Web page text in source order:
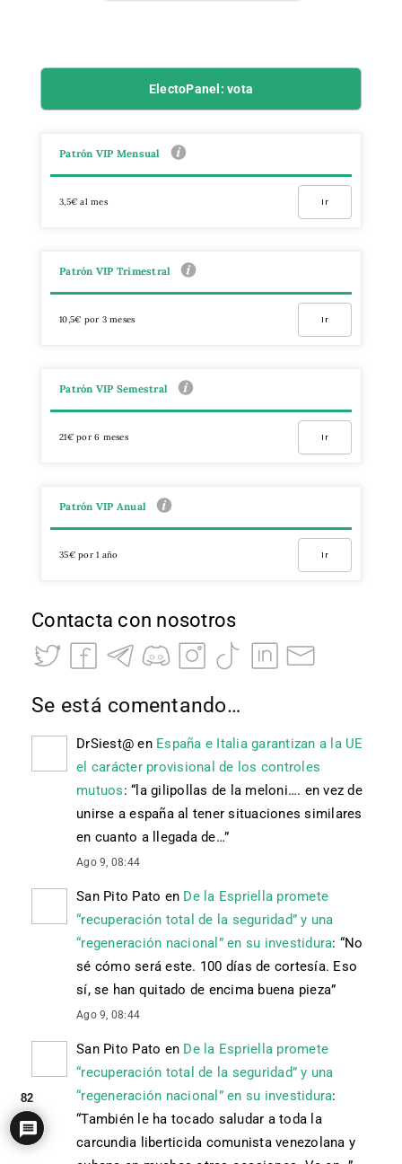
ElectoPanel: vota
Patrón VIP Mensual
3,5€ al mes Ir
Patrón VIP Trimestral
10,5€ por 3 meses Ir
Patrón VIP Semestral
21€ por 6 meses Ir
Patrón VIP Anual
35€ por 1 año Ir
Contacta con nosotros
Se está comentando…
DrSiest@ en España e Italia garantizan a la UE
el carácter provisional de los controles
mutuos: “ la gilipollas de la meloni…. en vez de
unirse a españa al tener situaciones similares
en cuanto a llegada de…”
Ago 9, 08:44
San Pito Pato en De la Espriella promete
“recuperación total de la seguridad” y una
“regeneración nacional” en su investidura: “No
sé cómo será este. 100 días de cortesía. Eso
sí, se han quitado de encima buena pieza”
Ago 9, 08:44
San Pito Pato en De la Espriella promete
“recuperación total de la seguridad” y una
“regeneración nacional” en su investidura:
“También le ha tocado saludar a toda la
carcundia liberticida comunista venezolana y
82